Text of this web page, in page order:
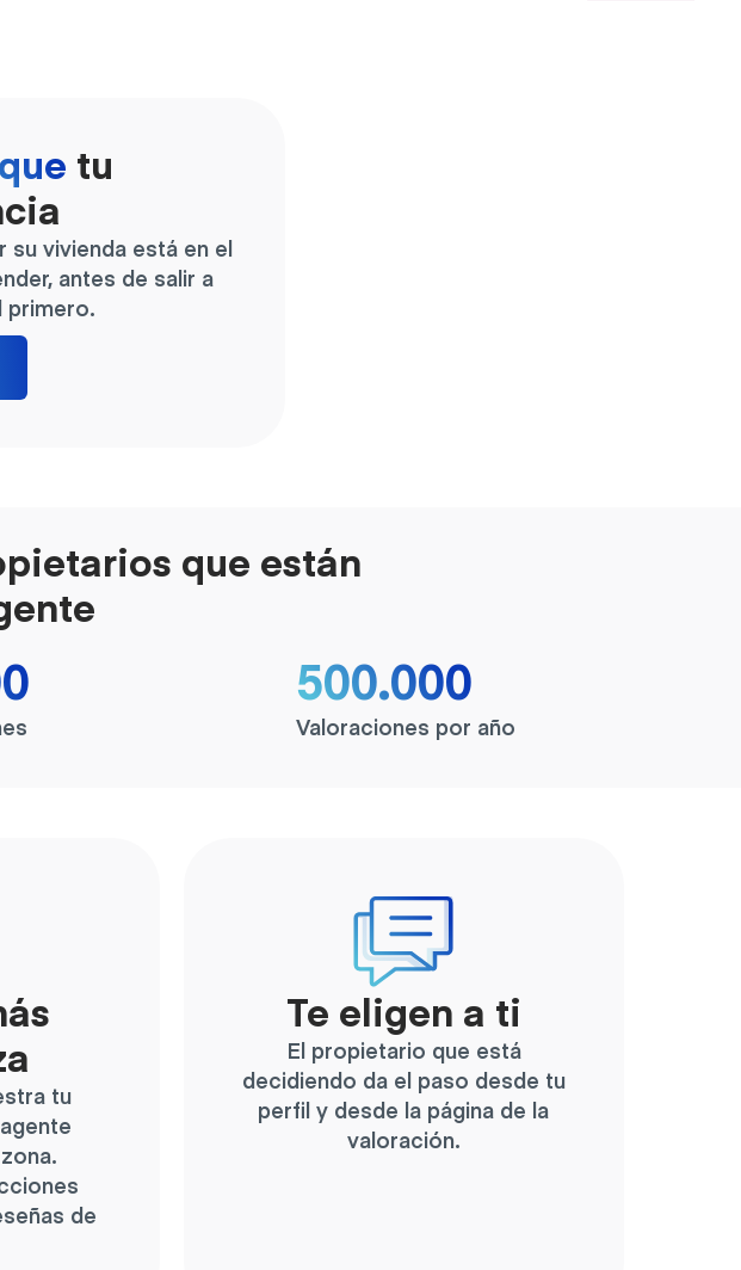
tu
su vivienda está en el
antes de salir a
primero.
que están
500.000
Valoraciones por año
tu
de
Te eligen a ti
El propietario que está
decidiendo da el paso desde tu
perfil y desde la página de la
valoración.